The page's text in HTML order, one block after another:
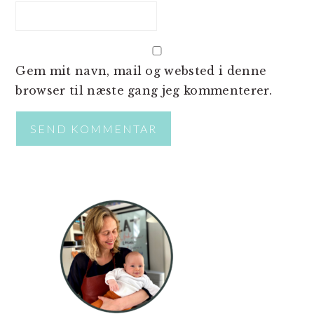
Gem mit navn, mail og websted i denne
browser til næste gang jeg kommenterer.
PRIMÆR
SIDEBAR